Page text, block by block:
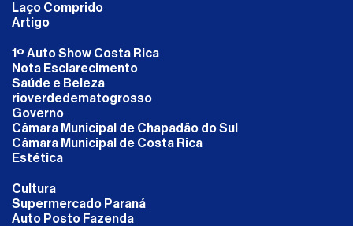
Laço Comprido
Artigo
1º Auto Show Costa Rica
Nota Esclarecimento
Saúde e Beleza
rioverdedematogrosso
Governo
Câmara Municipal de Chapadão do Sul
Câmara Municipal de Costa Rica
Estética
Cultura
Supermercado Paraná
Auto Posto Fazenda